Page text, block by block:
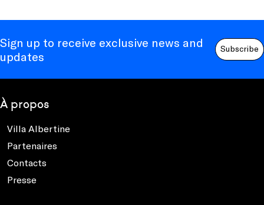
Sign up to receive exclusive news and
updates
Subscribe
À propos
Villa Albertine
Partenaires
Contacts
Presse